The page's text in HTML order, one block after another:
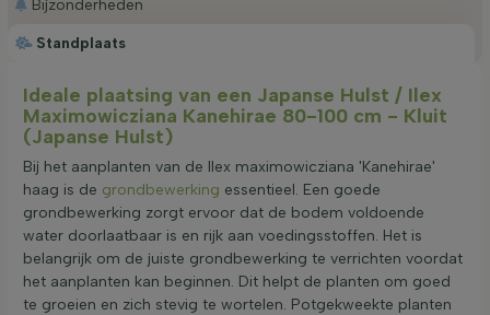
Standplaats
Bijzonderheden
Ideale plaatsing van een Japanse Hulst / Ilex
Maximowicziana Kanehirae 80-100 cm - Kluit
(Japanse Hulst)
Bij het aanplanten van de Ilex maximowicziana 'Kanehirae'
haag is de grondbewerking essentieel. Een goede
grondbewerking zorgt ervoor dat de bodem voldoende
water doorlaatbaar is en rijk aan voedingsstoffen. Het is
belangrijk om de juiste grondbewerking te verrichten voordat
het aanplanten kan beginnen. Dit helpt de planten om goed
te groeien en zich stevig te wortelen. Potgekweekte planten